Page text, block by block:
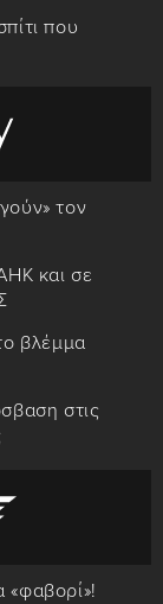
που
τον
και σε
βλέμμα
στις
«φαβορί»!